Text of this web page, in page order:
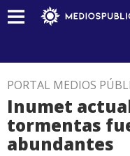
PORTAL MEDIOS
Inumet
tormentas
abundantes